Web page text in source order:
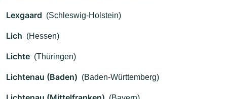
Lexgaard (Schleswig-Holstein)
Lich (Hessen)
Lichte (Thüringen)
Lichtenau (Baden) (Baden-Württemberg)